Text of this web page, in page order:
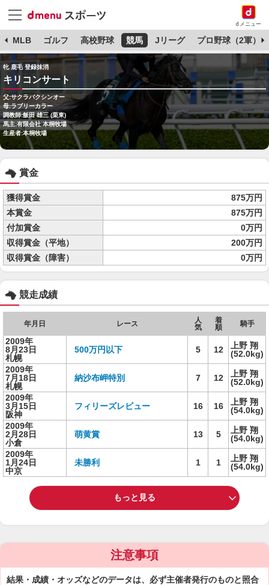
dメニュー
MLB ゴルフ 高校野球 競馬 Jリーグ プロ野球（2軍）
牝 鹿毛 登録抹消
キリコンサート
父:サクラバクシンオー
母:ラブリーカラー
調教師:飯田 雄三 (栗東)
馬主:有限会社 本桐牧場
生産者:本桐牧場
賞金
獲得賞金
875万円
本賞金
875万円
付加賞金
0万円
収得賞金（平地）
200万円
収得賞金（障害）
0万円
競走成績
年月日 レース
人
気
着
順
騎手
2009年
8月23日
札幌
500万円以下 5 12
上野 翔
(52.0kg)
2009年
7月18日
札幌
納沙布岬特別 7 12
上野 翔
(52.0kg)
2009年
3月15日
阪神
フィリーズレビュー 16 16
上野 翔
(54.0kg)
2009年
2月28日
小倉
萌黄賞 13 5
上野 翔
(54.0kg)
2009年
1月24日
中京
未勝利 1 1
上野 翔
(54.0kg)
もっと見る
注意事項
結果・成績・オッズなどのデータは、必ず主催者発行のものと照合